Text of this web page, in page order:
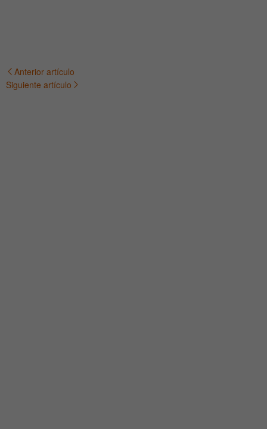
Navegación
Anterior artículo
Siguiente artículo